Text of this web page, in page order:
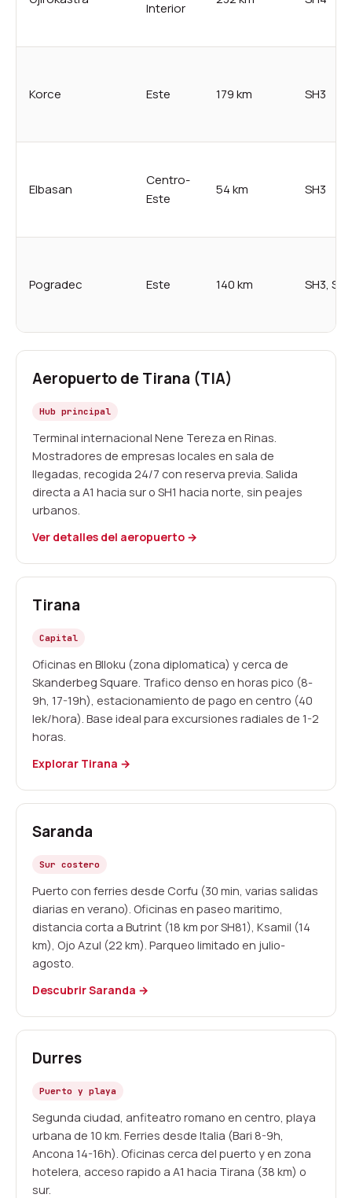
Interior
Korce Este 179 km SH3
Elbasan
Centro-
Este
54 km SH3
Pogradec Este 140 km SH3,
Aeropuerto de Tirana (TIA)
Hub principal
Terminal internacional Nene Tereza en Rinas.
Mostradores de empresas locales en sala de
llegadas, recogida 24/7 con reserva previa. Salida
directa a A1 hacia sur o SH1 hacia norte, sin peajes
urbanos.
Ver detalles del aeropuerto →
Tirana
Capital
Oficinas en Blloku (zona diplomatica) y cerca de
Skanderbeg Square. Trafico denso en horas pico (8-
9h, 17-19h), estacionamiento de pago en centro (40
lek/hora). Base ideal para excursiones radiales de 1-2
horas.
Explorar Tirana →
Saranda
Sur costero
Puerto con ferries desde Corfu (30 min, varias salidas
diarias en verano). Oficinas en paseo maritimo,
distancia corta a Butrint (18 km por SH81), Ksamil (14
km), Ojo Azul (22 km). Parqueo limitado en julio-
agosto.
Descubrir Saranda →
Durres
Puerto y playa
Segunda ciudad, anfiteatro romano en centro, playa
urbana de 10 km. Ferries desde Italia (Bari 8-9h,
Ancona 14-16h). Oficinas cerca del puerto y en zona
hotelera, acceso rapido a A1 hacia Tirana (38 km) o
sur.